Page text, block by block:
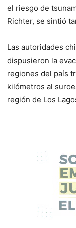
el riesgo de
Richter, se sintió
Las autoridades
dispusieron la
regiones del país
kilómetros al
región de Los